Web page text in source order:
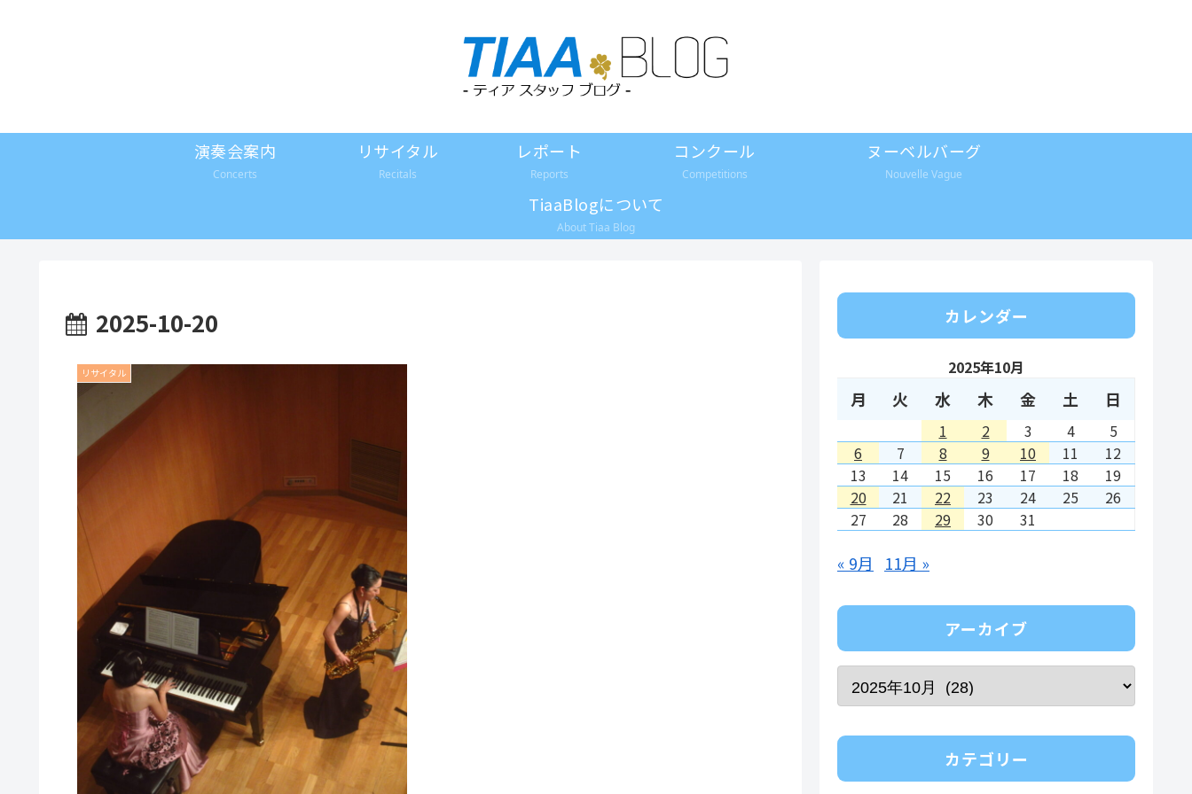
演奏会案内
Concerts
リサイタル
Recitals
レポート
Reports
コンクール
Competitions
ヌーベルバーグ
Nouvelle Vague
TiaaBlogについて
About Tiaa Blog
2025-10-20
リサイタル
カレンダー
2025年10月
月 火 水 木 金 土 日
1 2 3 4
5
6
7 8 9 10 11
12
13
14 15 16 17 18
19
20
21 22 23 24 25
26
27
28 29 30 31
« 9月 11月 »
アーカイブ
カテゴリー